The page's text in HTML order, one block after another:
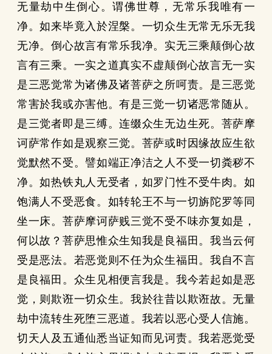
无量劫中生倒心。谓佛世尊，无常乐我唯有一
净。如来毕竟入於涅槃。一切众生无常无乐无我
无净。倒心故言有常乐我净。实无三乘颠倒心故
言有三乘。一实之道真实不虚颠倒心故言无一实
是三恶觉常为诸佛及诸菩萨之所呵责。是三恶觉
常害於我或亦害他。有是三觉一切诸恶常随从。
是三觉者即是三缚。连缀众生无边生死。菩萨摩
诃萨常作如是观察三觉。菩萨或时因缘故应生欲
觉默然不受。譬如端正净洁之人不受一切粪秽不
净。如热铁丸人无受者，如罗门性不受牛肉。如
饱满人不受恶食。如转轮王不与一切旃陀罗等同
坐一床。菩萨摩诃萨贱三觉不受不味亦复如是，
何以故？菩萨思惟众生知我是良福田。我当云何
受是恶法。若恶觉则不任为众生福田。我自不言
是良福田。众生见相便言我是。我今若起如是恶
觉，则欺诳一切众生。我於往昔以欺诳故。无量
劫中流转生死堕三恶道。我若以恶心受人信施。
切天人及五通仙悉当证知而见诃责。我若恶觉受